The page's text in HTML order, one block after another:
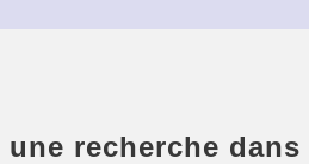
une recherche